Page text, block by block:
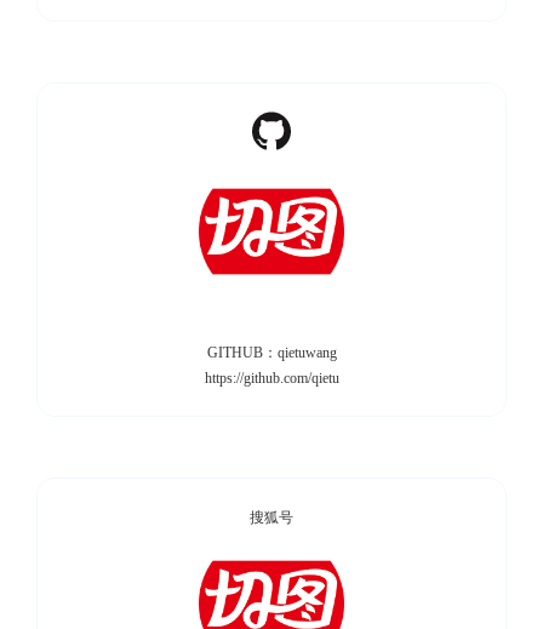
GITHUB：qietuwang
https://github.com/qietu
搜狐号